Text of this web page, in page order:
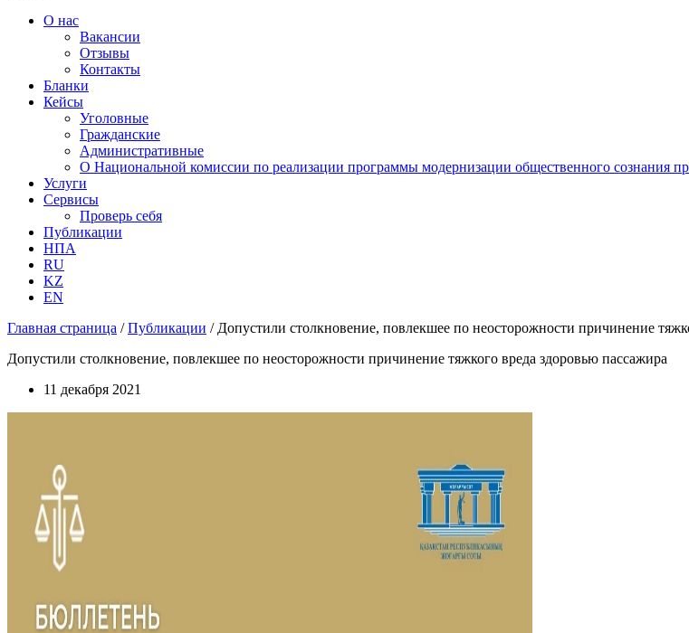
О нас
Вакансии
Отзывы
Контакты
Бланки
Кейсы
Уголовные
Гражданские
Административные
О Национальной комиссии по реализации программы модернизации общественного сознания
Услуги
Сервисы
Проверь себя
Публикации
НПА
RU
KZ
EN
Главная страница /Публикации / Допустили столкновение, повлекшее по неосторожности причинение
Допустили столкновение, повлекшее по неосторожности причинение тяжкого вреда здоровью пассажира
11 декабря 2021